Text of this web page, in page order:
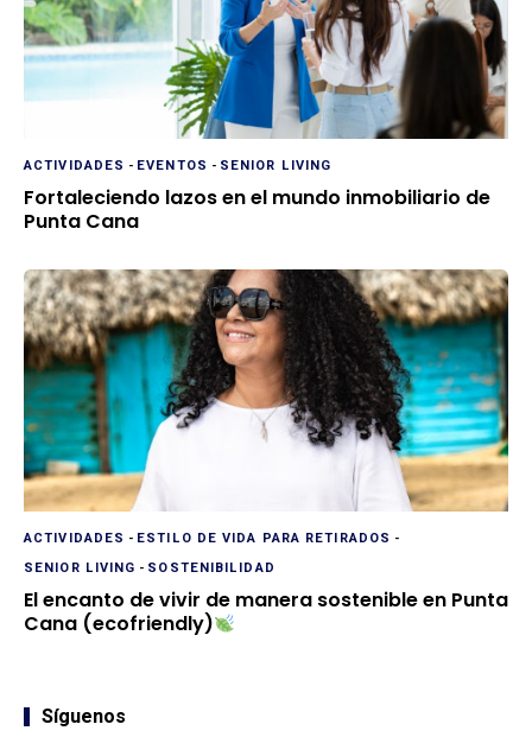
ACTIVIDADES - EVENTOS - SENIOR LIVING
Fortaleciendo lazos en el mundo inmobiliario de
Punta Cana
ACTIVIDADES - ESTILO DE VIDA PARA RETIRADOS -
SENIOR LIVING - SOSTENIBILIDAD
El encanto de vivir de manera sostenible en Punta
Cana (ecofriendly)
Síguenos